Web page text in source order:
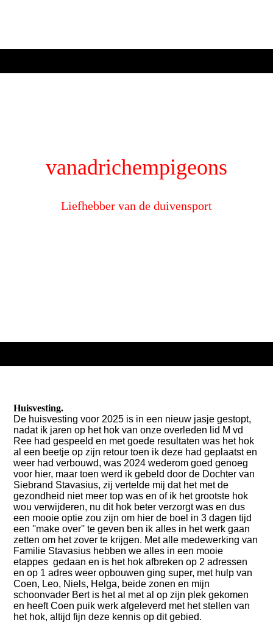
vanadrichempigeons
Liefhebber van de duivensport
Huisvesting.
De huisvesting voor 2025 is in een nieuw jasje gestopt,
nadat ik jaren op het hok van onze overleden lid M vd
Ree had gespeeld en met goede resultaten was het hok
al een beetje op zijn retour toen ik deze had geplaatst en
weer had verbouwd, was 2024 wederom goed genoeg
voor hier, maar toen werd ik gebeld door de Dochter van
Siebrand Stavasius, zij vertelde mij dat het met de
gezondheid niet meer top was en of ik het grootste hok
wou verwijderen, nu dit hok beter verzorgt was en dus
een mooie optie zou zijn om hier de boel in 3 dagen tijd
een ''make over'' te geven ben ik alles in het werk gaan
zetten om het zover te krijgen. Met alle medewerking van
Familie Stavasius hebben we alles in een mooie
etappes gedaan en is het hok afbreken op 2 adressen
en op 1 adres weer opbouwen ging super, met hulp van
Coen, Leo, Niels, Helga, beide zonen en mijn
schoonvader Bert is het al met al op zijn plek gekomen
en heeft Coen puik werk afgeleverd met het stellen van
het hok, altijd fijn deze kennis op dit gebied.